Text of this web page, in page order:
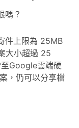
嗎？
件上限為 25MB
大小超過 25
Google雲端硬
，仍可以分享檔